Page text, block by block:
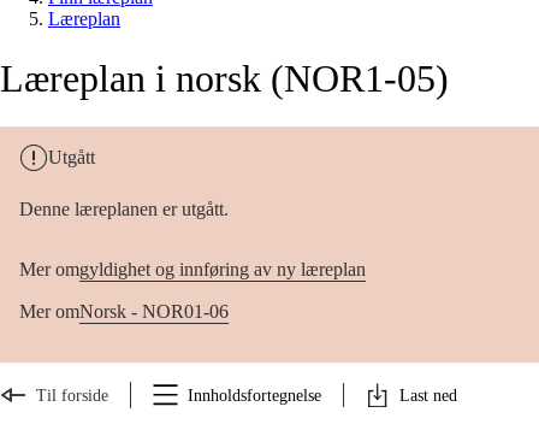
Læreplan
Læreplan i norsk (NOR1-05)
Utgått
Denne læreplanen er utgått.
Mer omgyldighet og innføring av ny læreplan
Mer omNorsk - NOR01-06
Til forside Innholdsfortegnelse Last ned